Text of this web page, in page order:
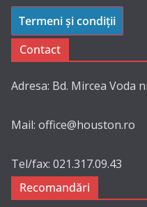
Termeni și condiții
Contact
Adresa: Bd. Mircea Voda
Mail: office@houston.ro
Tel/fax: 021.317.09.43
Recomandări